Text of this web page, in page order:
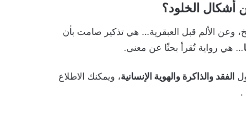
أشكال الخلود؟
وعن الألم قبل العبقرية… هي تذكير صامت بأن
… هي رواية تُقرأ بحثًا عن معنى.
الفقد والذاكرة والهوية الإنسانية، ويمكنك الاطلاع
.